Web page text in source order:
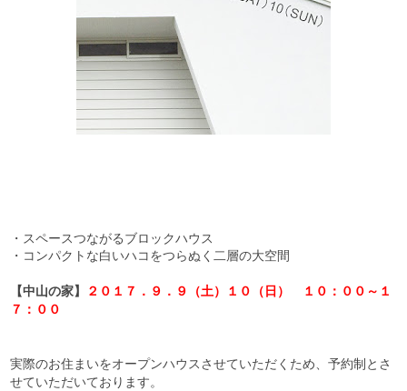
・スペースつながるブロックハウス
・コンパクトな白いハコをつらぬく二層の大空間
【中山の家】 ２０１７．９．９（土）１０（日）
１０：００～１
７：００
実際のお住まいをオープンハウスさせていただくため、予約制とさ
せていただいております。